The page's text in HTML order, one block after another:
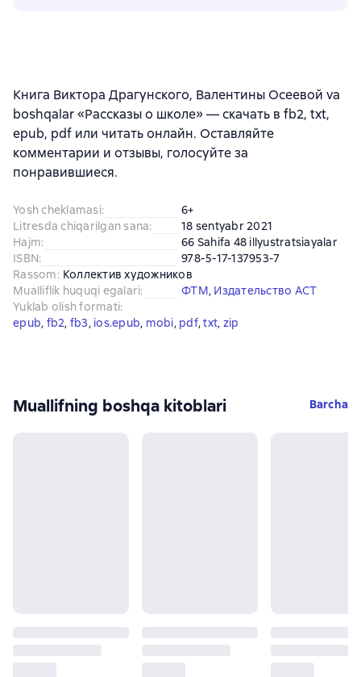
Книга Виктора Драгунского, Валентины Осеевой va
boshqalar «Рассказы о школе» — скачать в fb2, txt,
epub, pdf или читать онлайн. Оставляйте
комментарии и отзывы, голосуйте за
понравившиеся.
Yosh cheklamasi:
6+
Litresda chiqarilgan sana:
18 sentyabr 2021
Hajm:
66 Sahifa 48 illyustratsiayalar
ISBN:
978-5-17-137953-7
Rassom: Коллектив художников
Mualliflik huquqi egalari: ФТМ, Издательство АСТ
Yuklab olish formati:
epub, fb2, fb3, ios.epub, mobi, pdf, txt, zip
Muallifning boshqa kitoblari Barcha